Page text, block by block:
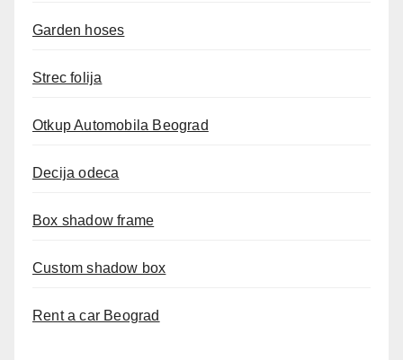
Garden hoses
Strec folija
Otkup Automobila Beograd
Decija odeca
Box shadow frame
Custom shadow box
Rent a car Beograd